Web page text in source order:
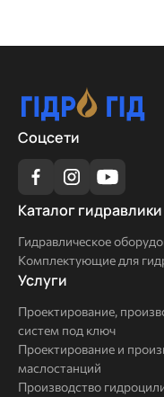
Соцсети
Каталог
Каталог гидравлики
Гидравлическое
Комплектующие для
Услуги
Услуги
Проектирование,
систем под ключ
Проектирование и
маслостанций
Производство